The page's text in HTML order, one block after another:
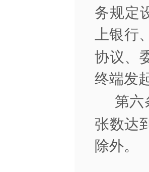
务规定
上银
协议、
终端发
第六
张数达
除外。